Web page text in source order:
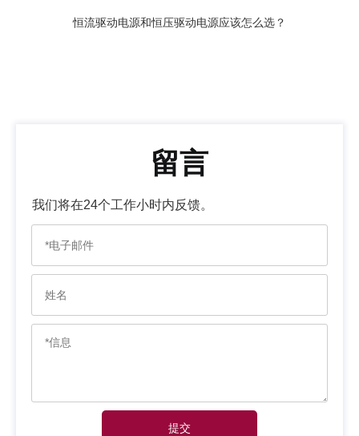
恒流驱动电源和恒压驱动电源应该怎么选？
留言
我们将在24个工作小时内反馈。
提交